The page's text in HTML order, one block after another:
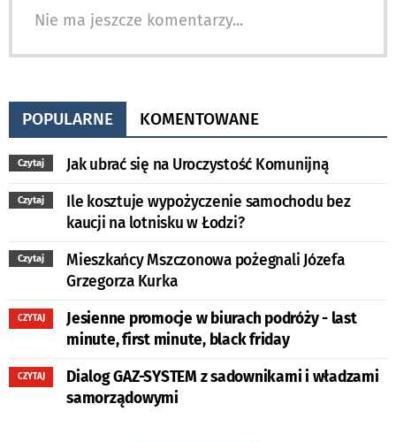
Nie ma jeszcze komentarzy...
POPULARNE KOMENTOWANE
Czytaj Jak ubrać się na Uroczystość Komunijną
Czytaj
Ile kosztuje wypożyczenie samochodu bez
kaucji na lotnisku w Łodzi?
Czytaj
Mieszkańcy Mszczonowa pożegnali Józefa
Grzegorza Kurka
CZYTAJ
Jesienne promocje w biurach podróży - last
minute, first minute, black friday
CZYTAJ
Dialog GAZ-SYSTEM z sadownikami i władzami
samorządowymi